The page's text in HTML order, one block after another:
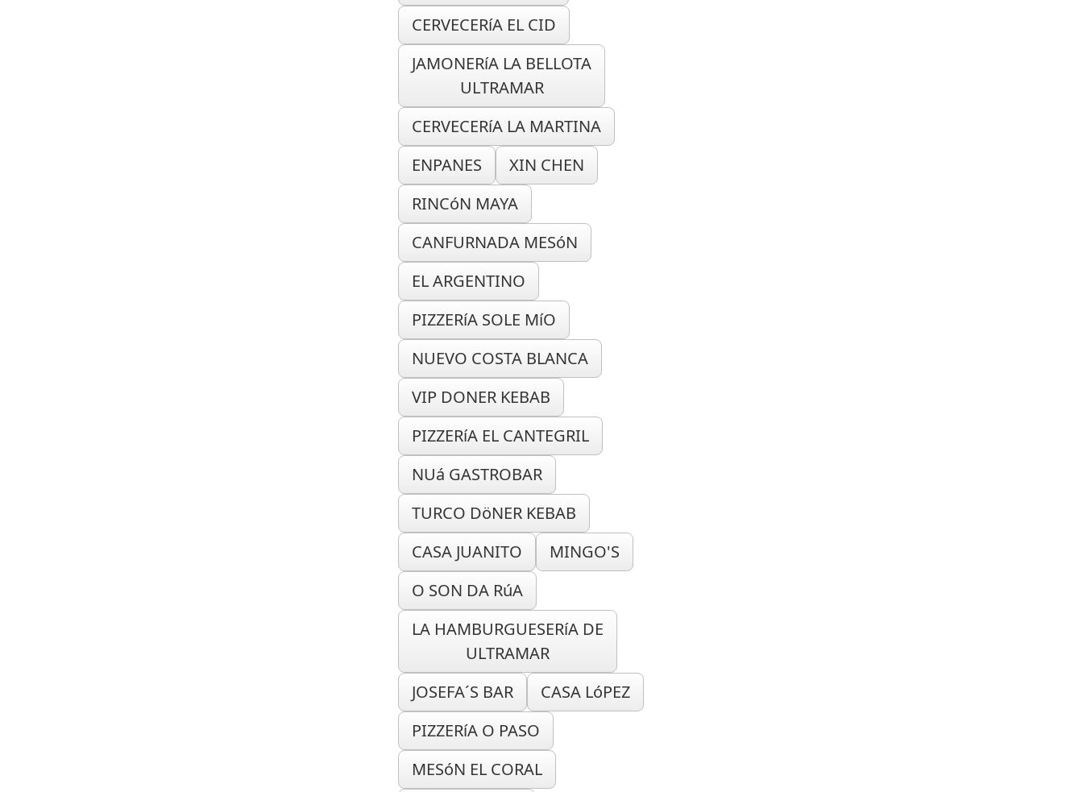
CERVECERíA EL CID
JAMONERíA LA BELLOTA
ULTRAMAR
CERVECERíA LA MARTINA
ENPANES
XIN CHEN
RINCóN MAYA
CANFURNADA MESóN
EL ARGENTINO
PIZZERíA SOLE MíO
NUEVO COSTA BLANCA
VIP DONER KEBAB
PIZZERíA EL CANTEGRIL
NUá GASTROBAR
TURCO DöNER KEBAB
CASA JUANITO
MINGO'S
O SON DA RúA
LA HAMBURGUESERíA DE
ULTRAMAR
JOSEFA´S BAR
CASA LóPEZ
PIZZERíA O PASO
MESóN EL CORAL